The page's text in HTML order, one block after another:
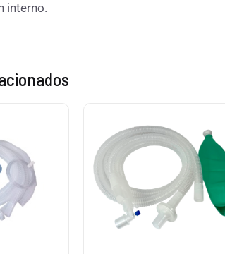
interno.